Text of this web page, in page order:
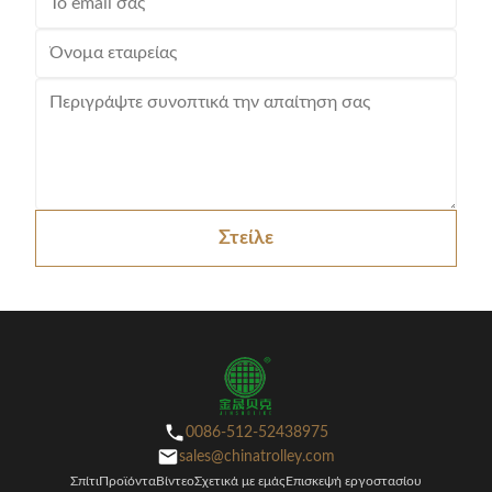
Στείλε
0086-512-52438975
sales@chinatrolley.com
Σπίτι Προϊόντα ΒίντεοΣχετικά με εμάς Επισκεψή εργοστασίου